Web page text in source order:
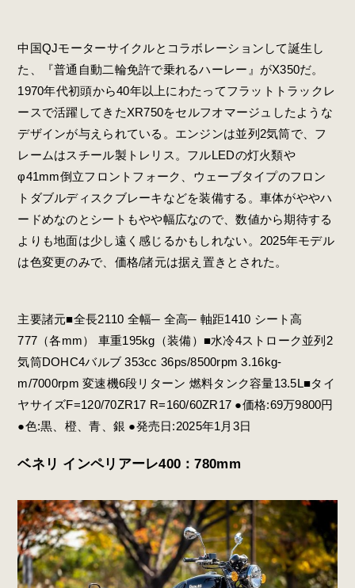
中国QJモーターサイクルとコラボレーションして誕生し
た、『普通自動二輪免許で乗れるハーレー』がX350だ。
1970年代初頭から40年以上にわたってフラットトラックレ
ースで活躍してきたXR750をセルフオマージュしたような
デザインが与えられている。エンジンは並列2気筒で、フ
レームはスチール製トレリス。フルLEDの灯火類や
φ41mm倒立フロントフォーク、ウェーブタイプのフロン
トダブルディスクブレーキなどを装備する。車体がややハ
ードめなのとシートもやや幅広なので、数値から期待する
よりも地面は少し遠く感じるかもしれない。2025年モデル
は色変更のみで、価格/諸元は据え置きとされた。
主要諸元■全長2110 全幅─ 全高─ 軸距1410 シート高
777（各mm） 車重195kg（装備）■水冷4ストローク並列2
気筒DOHC4バルブ 353cc 36ps/8500rpm 3.16kg-
m/7000rpm 変速機6段リターン 燃料タンク容量13.5L■タイ
ヤサイズF=120/70ZR17 R=160/60ZR17 ●価格:69万9800円
●色:黒、橙、青、銀 ●発売日:2025年1月3日
ベネリ インペリアーレ400：780mm